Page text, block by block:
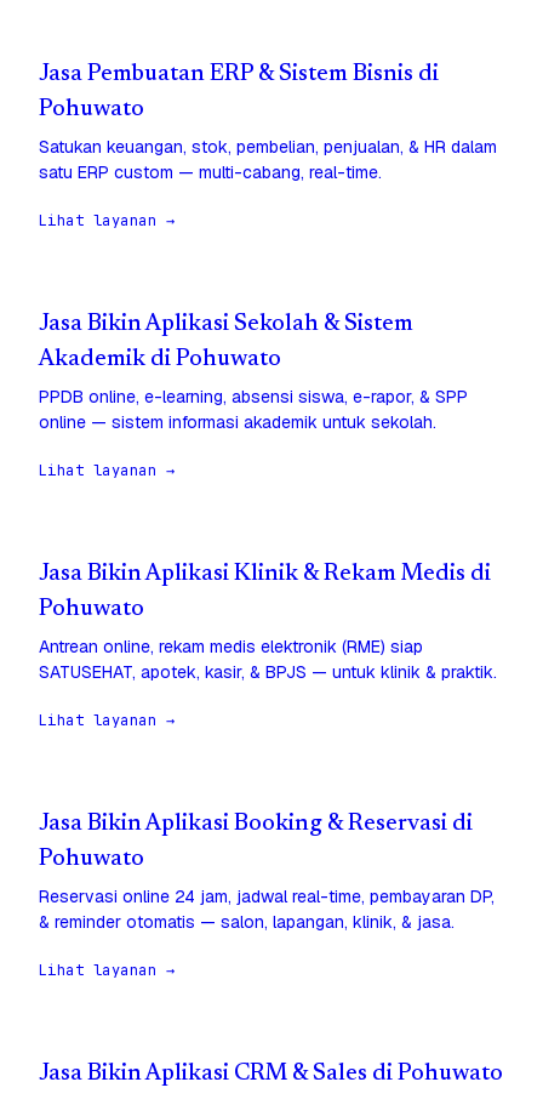
Jasa Pembuatan ERP & Sistem Bisnis di
Pohuwato
Satukan keuangan, stok, pembelian, penjualan, & HR dalam
satu ERP custom — multi-cabang, real-time.
Lihat layanan →
Jasa Bikin Aplikasi Sekolah & Sistem
Akademik di Pohuwato
PPDB online, e-learning, absensi siswa, e-rapor, & SPP
online — sistem informasi akademik untuk sekolah.
Lihat layanan →
Jasa Bikin Aplikasi Klinik & Rekam Medis di
Pohuwato
Antrean online, rekam medis elektronik (RME) siap
SATUSEHAT, apotek, kasir, & BPJS — untuk klinik & praktik.
Lihat layanan →
Jasa Bikin Aplikasi Booking & Reservasi di
Pohuwato
Reservasi online 24 jam, jadwal real-time, pembayaran DP,
& reminder otomatis — salon, lapangan, klinik, & jasa.
Lihat layanan →
Jasa Bikin Aplikasi CRM & Sales di Pohuwato